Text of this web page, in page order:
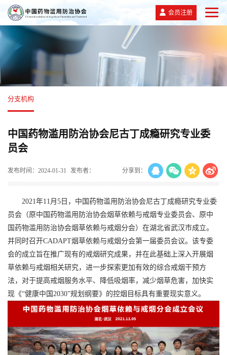
会员注册
分支机构
中国药物滥用防治协会尼古丁成瘾研究专业委
员会
发布时间：2024-01-31 发布者： 分享到：
2021年11月5日，中国药物滥用防治协会尼古丁成瘾研究专业委
员会（原中国药物滥用防治协会烟草依赖与戒烟专业委员会、原中
国药物滥用防治协会烟草依赖与戒烟分会）在湖北省武汉市成立。
并同时召开CADAPT烟草依赖与戒烟分会第一届委员会议。该专委
会的成立旨在推广现有的戒烟研究成果，并在此基础上深入开展烟
草依赖与戒烟相关研究，进一步探索更加有效的综合戒烟干预方
法，对于提高戒烟服务水平、降低吸烟率，减少烟草危害，加快实
现《“健康中国2030”规划纲要》的控烟目标具有重要现实意义。